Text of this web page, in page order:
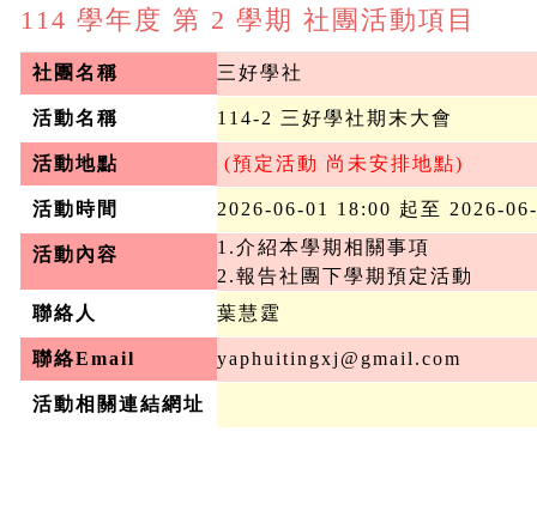
114 學年度 第 2 學期 社團活動項目
社團名稱 三好學社
活動名稱 114-2 三好學社期末大會
活動地點 (預定活動 尚未安排地點)
活動時間 2026-06-01 18:00 起至 2026-
活動內容
1.介紹本學期相關事項
2.報告社團下學期預定活動
聯絡人
葉慧霆
聯絡Email yaphuitingxj@gmail.com
活動相關連結網址